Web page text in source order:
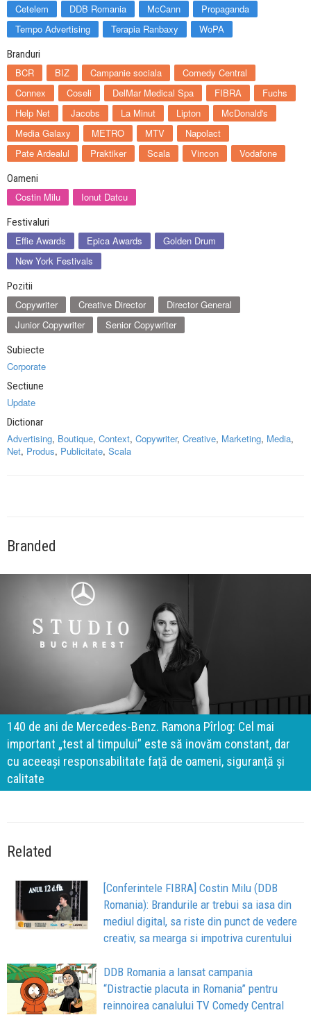
Cetelem DDB Romania McCann
Propaganda
Tempo Advertising
Terapia Ranbaxy WoPA
Branduri
BCR BIZ Campanie sociala
Comedy Central
Connex
Coseli DelMar Medical Spa FIBRA
Fuchs
Help Net
Jacobs La Minut Lipton
McDonald's
Media Galaxy
METRO MTV
Napolact
Pate Ardealul
Praktiker Scala Vincon Vodafone
Oameni
Costin Milu Ionut Datcu
Festivaluri
Effie Awards Epica Awards
Golden Drum
New York Festivals
Pozitii
Copywriter Creative Director
Director General
Junior Copywriter
Senior Copywriter
Subiecte
Corporate
Sectiune
Update
Dictionar
Advertising, Boutique, Context, Copywriter, Creative, Marketing, Media,
Net, Produs, Publicitate, Scala
Branded
140 de ani de Mercedes-Benz. Ramona Pîrlog: Cel mai
important „test al timpului” este să inovăm constant, dar
cu aceeași responsabilitate față de oameni, siguranță și
calitate
Related
[Conferintele FIBRA] Costin Milu (DDB
Romania): Brandurile ar trebui sa iasa din
mediul digital, sa riste din punct de vedere
creativ, sa mearga si impotriva curentului
DDB Romania a lansat campania
“Distractie placuta in Romania” pentru
reinnoirea canalului TV Comedy Central